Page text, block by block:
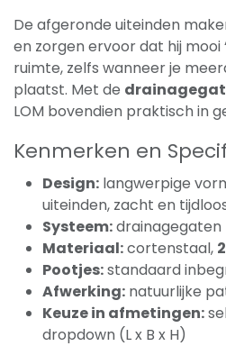
De afgeronde uiteinden
en zorgen ervoor dat hij mooi
ruimte, zelfs wanneer je
plaatst. Met de
LOM bovendien praktisch in
Kenmerken en
Design: langwerpige
uiteinden, zacht en
Systeem:drainagegaten
Materiaal:cortenstaal,
Pootjes:standaard
Afwerking: natuurlijke
Keuze in afmetingen:
dropdown (L x B x H)